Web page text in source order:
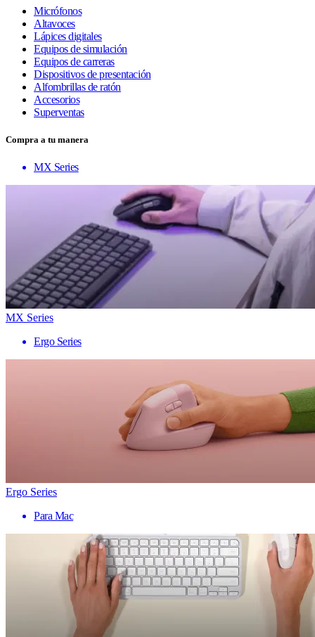
Micrófonos
Altavoces
Lápices digitales
Equipos de simulación
Equipos de carreras
Dispositivos de presentación
Alfombrillas de ratón
Accesorios
Superventas
Compra a tu manera
MX Series
MX Series
Ergo Series
Ergo Series
Para Mac